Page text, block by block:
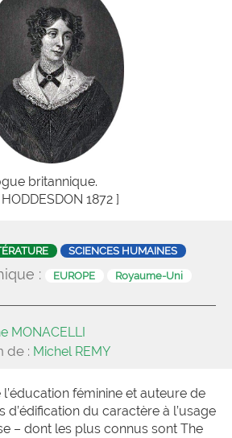
britannique.
1872 ]
SCIENCES HUMAINES
: EUROPE Royaume-Uni
MONACELLI
de : Michel REMY
féminine et auteure de
du caractère à l’usage
– dont les plus connus sont The